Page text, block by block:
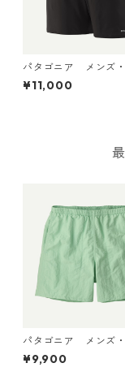
パタゴニア メンズ
チ・トレイルズ・ショ
インチ Black 57595 Patago
¥11,000
パタゴニア メンズ
ズ・ショーツ ５イン
ー Rinsed Green) Patagonia
¥9,900